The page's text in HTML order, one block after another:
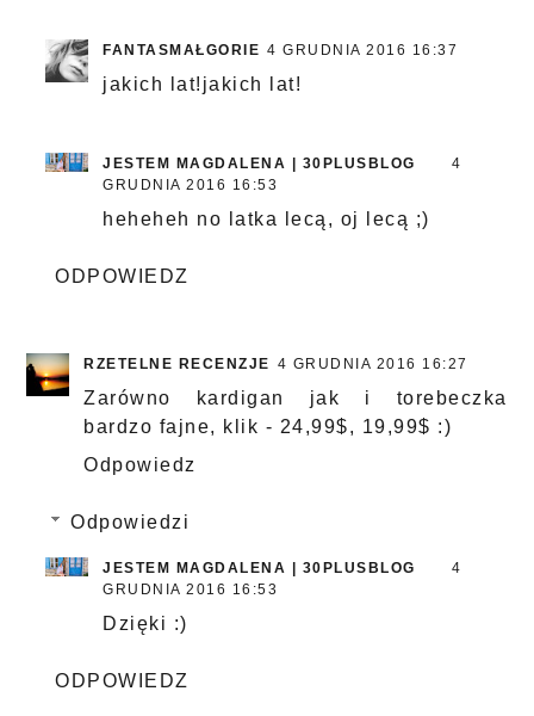
FANTASMAŁGORIE 4 GRUDNIA 2016 16:37
jakich lat!jakich lat!
JESTEM MAGDALENA | 30PLUSBLOG
4
GRUDNIA 2016 16:53
heheheh no latka lecą, oj lecą ;)
ODPOWIEDZ
RZETELNE RECENZJE 4 GRUDNIA 2016 16:27
Zarówno kardigan jak i torebeczka
bardzo fajne, klik - 24,99$, 19,99$ :)
Odpowiedz
Odpowiedzi
JESTEM MAGDALENA | 30PLUSBLOG
4
GRUDNIA 2016 16:53
Dzięki :)
ODPOWIEDZ